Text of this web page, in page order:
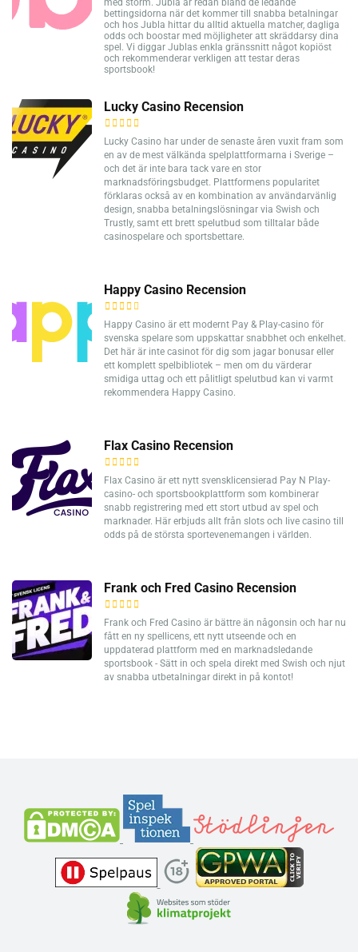
med storm. Jubla är redan bland de ledande
bettingsidorna när det kommer till snabba betalningar
och hos Jubla hittar du alltid aktuella matcher, dagliga
odds och boostar med möjligheter att skräddarsy dina
spel. Vi diggar Jublas enkla gränssnitt något kopiöst
och rekommenderar verkligen att testar deras
sportsbook!
Lucky Casino Recension
Lucky Casino har under de senaste åren vuxit fram som
en av de mest välkända spelplattformarna i Sverige –
och det är inte bara tack vare en stor
marknadsföringsbudget. Plattformens popularitet
förklaras också av en kombination av användarvänlig
design, snabba betalningslösningar via Swish och
Trustly, samt ett brett spelutbud som tilltalar både
casinospelare och sportsbettare.
Happy Casino Recension
Happy Casino är ett modernt Pay & Play-casino för
svenska spelare som uppskattar snabbhet och enkelhet.
Det här är inte casinot för dig som jagar bonusar eller
ett komplett spelbibliotek – men om du värderar
smidiga uttag och ett pålitligt spelutbud kan vi varmt
rekommendera Happy Casino.
Flax Casino Recension
Flax Casino är ett nytt svensklicensierad Pay N Play-
casino- och sportsbookplattform som kombinerar
snabb registrering med ett stort utbud av spel och
marknader. Här erbjuds allt från slots och live casino till
odds på de största sportevenemangen i världen.
Frank och Fred Casino Recension
Frank och Fred Casino är bättre än någonsin och har nu
fått en ny spellicens, ett nytt utseende och en
uppdaterad plattform med en marknadsledande
sportsbook - Sätt in och spela direkt med Swish och njut
av snabba utbetalningar direkt in på kontot!